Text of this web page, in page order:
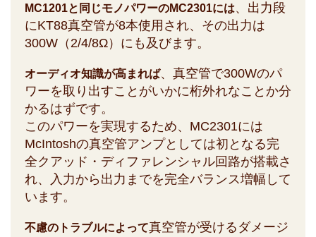
MC1201と同じモノパワーのMC2301には、出力段
にKT88真空管が8本使用され、その出力は
300W（2/4/8Ω）にも及びます。
オーディオ知識が高まれば、真空管で300Wのパ
ワーを取り出すことがいかに桁外れなことか分
かるはずです。
このパワーを実現するため、MC2301には
McIntoshの真空管アンプとしては初となる完
全クアッド・ディファレンシャル回路が搭載さ
れ、入力から出力までを完全バランス増幅して
います。
不慮のトラブルによって真空管が受けるダメージ